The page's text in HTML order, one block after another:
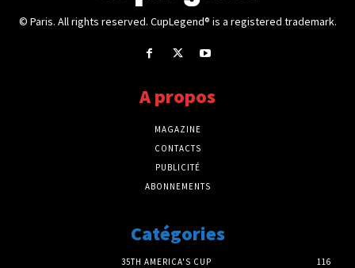
© Paris. All rights reserved. CupLegend® is a registered trademark.
A propos
MAGAZINE
CONTACTS
PUBLICITÉ
ABONNEMENTS
Catégories
35TH AMERICA'S CUP
116